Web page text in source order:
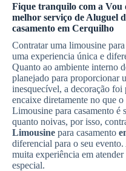
Fique tranquilo com a Vou
melhor serviço de Aluguel
casamento em Cerquilho
Contratar uma limousine
uma experiencia única e
Quanto ao ambiente interno
planejado para proporcionar
inesquecível, a decoração foi
encaixe diretamente no que
Limousine para casamento é
quanto noivas, por isso,
Limousine para casamento
diferencial para o seu
muita experiência em atender
especial.